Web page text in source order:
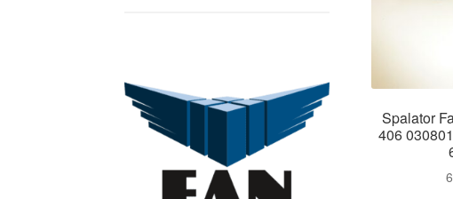
Spalator
406